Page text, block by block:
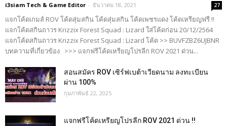
i3siam Tech & Game Editor - ธันวาคม 18, 2021 27
แจกโค้ดเกมส์ ROV โค้ดสุ่มสกิน โค้ดสุ่มสกิน โค้ดเพชรแดง โค้ดเหรียญฟรี !!
แจกโค้ดสกินถาวร Krizzix Forest Squad : Lizard ใส่โค้ดก่อน 20/12/2564
แจกโค้ดสกินถาวร Krizzix Forest Squad : Lizard โค้ด >> BUVFZBZ6UJBNR
บทความที่เกี่ยวข้อง >>> แจกฟรีโค้ดเหรียญโปรลีก ROV 2021 ด่วน...
สอนสมัคร ROV เซิร์ฟเบต้าเวียดนาม ลงทะเบียน
ผ่าน 100%
กุมภาพันธ์ 22, 2025
แจกฟรีโค้ดเหรียญโปรลีก ROV 2021 ด่วน !!